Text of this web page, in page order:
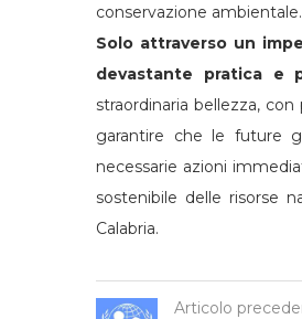
conservazione ambientale.
Solo attraverso un
devastante pratica e
straordinaria bellezza,
garantire che le future
necessarie azioni
sostenibile delle risorse
Calabria.
Articolo